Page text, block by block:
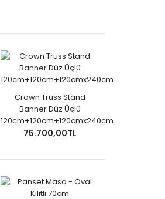
Crown Truss Stand
Banner Düz Üçlü
120cm+120cm+120cmx240cm
75.700,00TL